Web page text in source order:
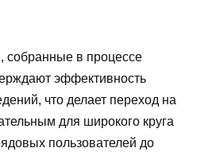
собранные в процессе
эффективность
что делает переход на
для широкого круга
пользователей до